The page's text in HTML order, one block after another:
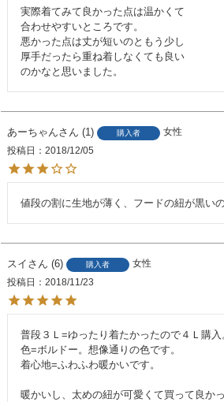
実際着てみて良かった点は温かくて
合わせやすいところです。
悪かった点は丈が短いのともう少し
厚手だったら重ね着しなくても良い
のかなと思いました。
あーちゃん 1 購入者
女性
投稿日
2018/12/05
値段の割に生地が薄く、フードの紐が黒い
スイ 6 購入者
女性
投稿日
2018/11/23
普段３Ｌ=ゆったり着たかったので４Ｌ購入
色=ボルドー。想像通りの色です。
着心地=ふわふわ暖かいです。
暖かいし、太めの紐が可愛くて買って良か